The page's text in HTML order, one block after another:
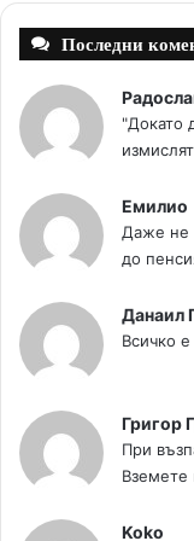
Последни
"Докато
Емилио
Даже не
до
Данаил
Всичко
Григор
При
Вземете
Koko